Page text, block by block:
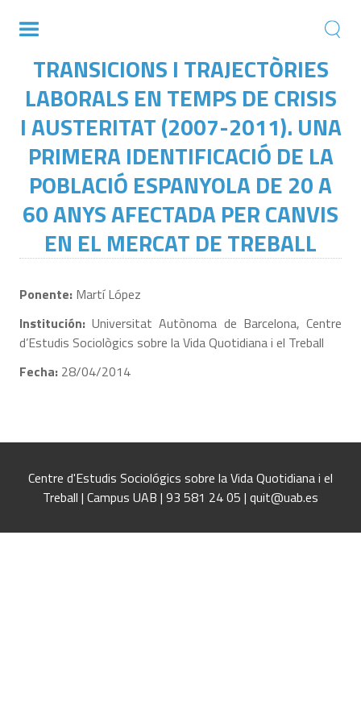
TRANSICIONS I TRAJECTÒRIES
LABORALS EN TEMPS DE CRISIS
I AUSTERITAT (2007-2011). UNA
PRIMERA IDENTIFICACIÓ DE LA
POBLACIÓ ESPANYOLA DE 20 A
60 ANYS AFECTADA PER CANVIS
EN EL MERCAT DE TREBALL
Ponente: Martí López
Institución:Universitat Autònoma de Barcelona, Centre
d’Estudis Sociològics sobre la Vida Quotidiana i el Treball
Fecha: 28/04/2014
Centre d'Estudis Sociológics sobre la Vida Quotidiana i el
Treball | Campus UAB | 93 581 24 05 | quit@uab.es